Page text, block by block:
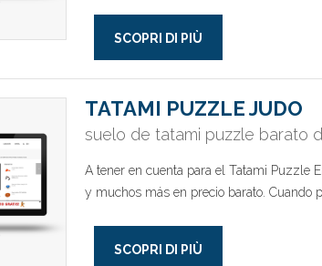
SCOPRI DI PIÙ
TATAMI PUZZLE JUDO
suelo de tatami puzzle barato
A tener en cuenta para el Tatami Puzzle
y muchos más en precio barato. Cuando
SCOPRI DI PIÙ